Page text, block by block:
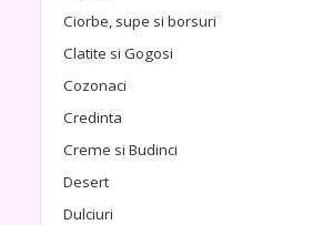
Ciorbe, supe si borsuri
Clatite si Gogosi
Cozonaci
Credinta
Creme si Budinci
Desert
Dulciuri